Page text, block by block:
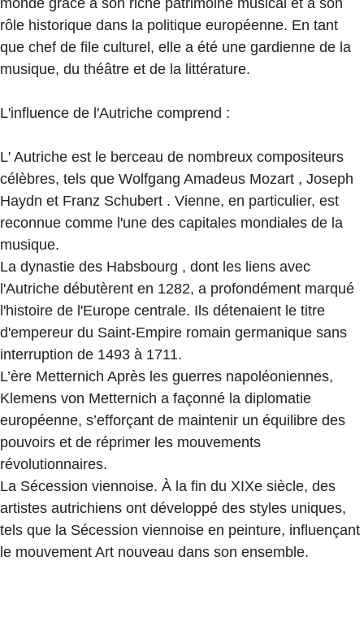
rôle historique dans la politique européenne. En tant
que chef de file culturel, elle a été une gardienne de la
musique, du théâtre et de la littérature.
L'influence de l'Autriche comprend :
L' Autriche est le berceau de nombreux compositeurs
célèbres, tels que Wolfgang Amadeus Mozart , Joseph
Haydn et Franz Schubert . Vienne, en particulier, est
reconnue comme l'une des capitales mondiales de la
musique.
La dynastie des Habsbourg , dont les liens avec
l'Autriche débutèrent en 1282, a profondément marqué
l'histoire de l'Europe centrale. Ils détenaient le titre
d'empereur du Saint-Empire romain germanique sans
interruption de 1493 à 1711.
L’ère Metternich Après les guerres napoléoniennes,
Klemens von Metternich a façonné la diplomatie
européenne, s’efforçant de maintenir un équilibre des
pouvoirs et de réprimer les mouvements
révolutionnaires.
La Sécession viennoise. À la fin du XIXe siècle, des
artistes autrichiens ont développé des styles uniques,
tels que la Sécession viennoise en peinture, influençant
le mouvement Art nouveau dans son ensemble.